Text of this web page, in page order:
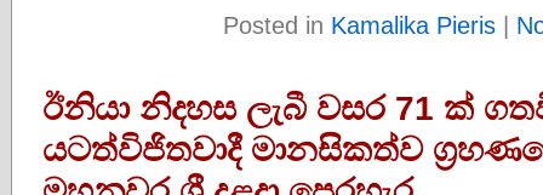
Posted in Kamalika Pieris |
ඊනියා නිදහස ලැබී වසර 71 ක්
යටත්විජිතවාදී මානසිකත්ව